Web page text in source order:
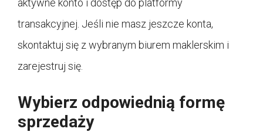
aktywne konto i dostęp do platformy
transakcyjnej. Jeśli nie masz jeszcze konta,
skontaktuj się z wybranym biurem maklerskim i
zarejestruj się.
Wybierz odpowiednią formę
sprzedaży